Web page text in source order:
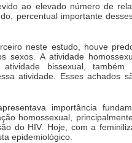
ao elevado número de
percentual importante
neste estudo, houve
sexos. A atividade
bissexual,
atividade. Esses achados
importância
homossexual,
do HIV. Hoje, com a
epidemiológico.